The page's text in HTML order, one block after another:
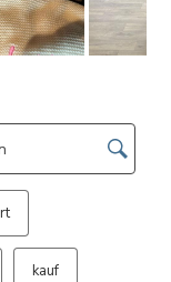
nach Region
kauf